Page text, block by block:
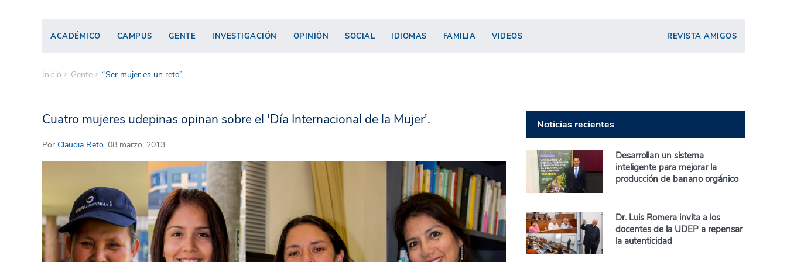
ACADÉMICO CAMPUS GENTE INVESTIGACIÓN OPINIÓN SOCIAL IDIOMAS FAMILIA VIDEOS REVISTA AMIGOS
Inicio Gente “Ser mujer es un reto”
Cuatro mujeres udepinas opinan sobre el 'Día Internacional de la Mujer'.
Por Claudia Reto. 08 marzo, 2013.
Noticias recientes
Desarrollan un sistema
inteligente para mejorar la
producción de banano orgánico
Dr. Luis Romera invita a los
docentes de la UDEP a repensar
la autenticidad